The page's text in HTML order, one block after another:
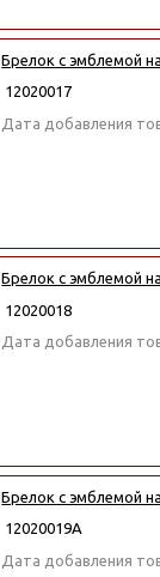
Брелок с эмблемой
12020017
Дата добавления
Брелок с эмблемой
12020018
Дата добавления
Брелок с эмблемой
12020019А
Дата добавления